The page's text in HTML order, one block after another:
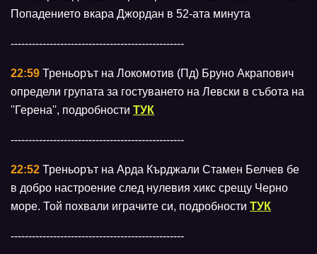
Попадението вкара Джордан в 52-ата минута
-------------------------------------------------
22:59 Треньорът на Локомотив (Пд) Бруно Акрапович
определи групата за гостуването на Левски в събота на
''Герена'', подробности ТУК
-------------------------------------------------
22:52 Треньорът на Арда Кърджали Стамен Белчев бе
в добро настроение след нулевия хикс срещу Черно
море. Той похвали играчите си, подробности ТУК
-------------------------------------------------